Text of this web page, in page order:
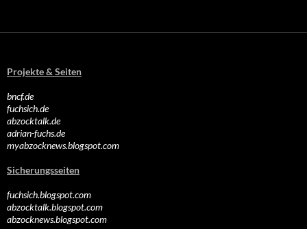
Projekte & Seiten
bncf.de
fuchsich.de
abzocktalk.de
adrian-fuchs.de
myabzocknews.blogspot.com
Sicherungsseiten
fuchsich.blogspot.com
abzocktalk.blogspot.com
abzocknews.blogspot.com